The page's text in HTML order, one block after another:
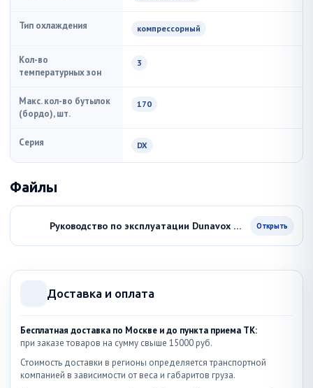
Тип охлаждения компрессорный
Кол-во
температурных зон
3
Макс. кол-во бутылок
(бордо), шт.
170
Серия DX
Файлы
Руководство по эксплуатации Dunavox DX-170 490TBK Открыть
Доставка и оплата
Бесплатная доставка по Москве и до пункта приема ТК:
при заказе товаров на сумму свыше 15000 руб.
Стоимость доставки в регионы определяется транспортной
компанией в зависимости от веса и габаритов груза.